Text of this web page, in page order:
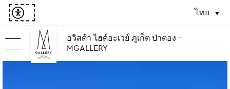
ไทย
อวิสต้า ไฮด์อะเวย์ ภูเก็ต ป่าตอง -
MGALLERY